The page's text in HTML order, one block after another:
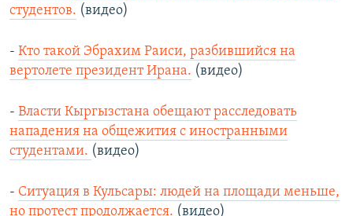
студентов. (видео)
- Кто такой Эбрахим Раиси, разбившийся на
вертолете президент Ирана. (видео)
- Власти Кыргызстана обещают расследовать
нападения на общежития с иностранными
студентами. (видео)
- Cитуация в Кульсары: людей на площади меньше,
но протест продолжается. (видео)